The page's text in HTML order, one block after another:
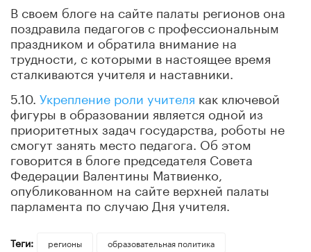
В своем блоге на сайте палаты регионов она
поздравила педагогов с профессиональным
праздником и обратила внимание на
трудности, с которыми в настоящее время
сталкиваются учителя и наставники.
5.10. Укрепление роли учителя как ключевой
фигуры в образовании является одной из
приоритетных задач государства, роботы не
смогут занять место педагога. Об этом
говорится в блоге председателя Совета
Федерации Валентины Матвиенко,
опубликованном на сайте верхней палаты
парламента по случаю Дня учителя.
Теги: регионы
образовательная политика